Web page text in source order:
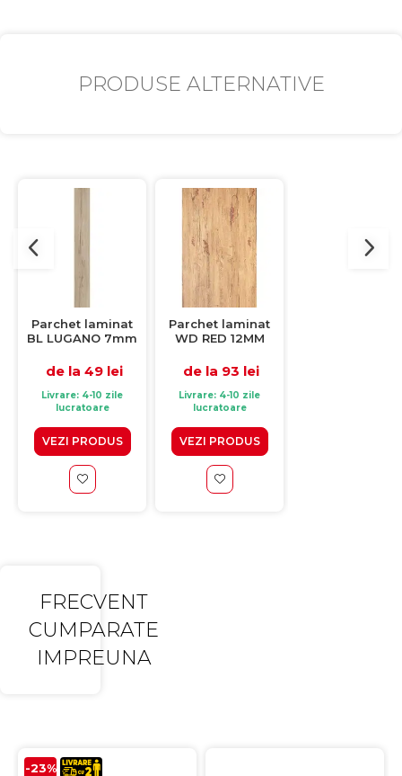
PRODUSE ALTERNATIVE
Parchet laminat
BL LUGANO 7mm
mp / cutie, beige
de la 49 lei
Livrare: 4-10 zile
lucratoare
VEZI PRODUS
Parchet laminat
WD RED 12MM
cutie, beige
de la 93 lei
Livrare: 4-10 zile
lucratoare
VEZI PRODUS
FRECVENT
CUMPARATE
IMPREUNA
-23%